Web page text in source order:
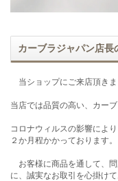
カーブラジャパン店長
当ショップにご来店頂きま
当店では品質の高い、カー
コロナウィルスの影響によ
２か月程かかっております。
お客様に商品を通して、
に、誠実なお取引を心掛けて